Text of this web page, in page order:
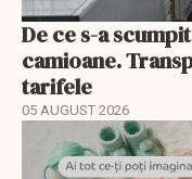
De ce s-a
camioane.
tarifele
05 AUGUST 2026